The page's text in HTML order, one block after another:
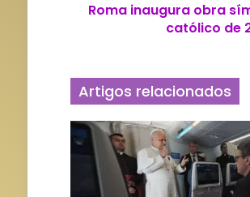
b
s
Roma inaugura obra
católico de
Artigos relacionados